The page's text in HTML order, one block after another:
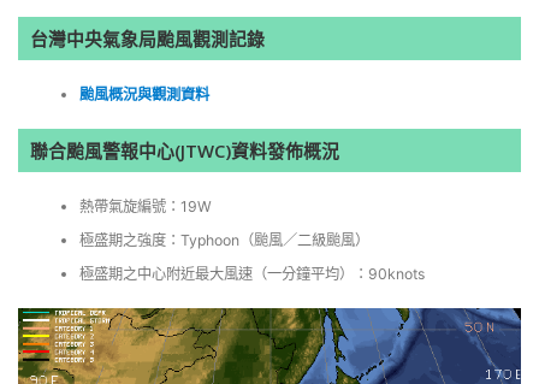
台灣中央氣象局颱風觀測記錄
颱風概況與觀測資料
聯合颱風警報中心(JTWC)資料發佈概況
熱帶氣旋編號：19W
極盛期之強度：Typhoon（颱風／二級颱風）
極盛期之中心附近最大風速（一分鐘平均）：90knots